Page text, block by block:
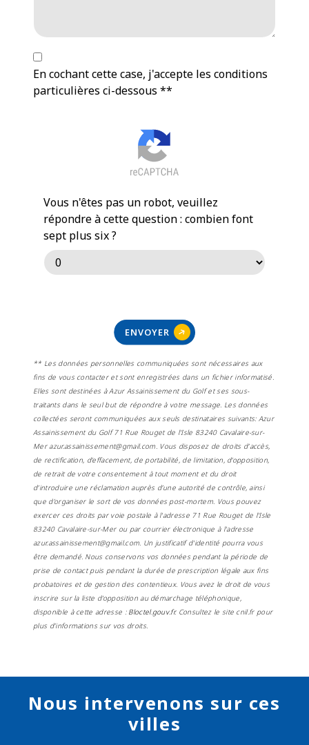
En cochant cette case, j'accepte les conditions
particulières ci-dessous **
Vous n'êtes pas un robot, veuillez
répondre à cette question : combien font
sept plus six ?
ENVOYER
** Les données personnelles communiquées sont nécessaires aux
fins de vous contacter et sont enregistrées dans un fichier informatisé.
Elles sont destinées à Azur Assainissement du Golf et ses sous-
traitants dans le seul but de répondre à votre message. Les données
collectées seront communiquées aux seuls destinataires suivants: Azur
Assainissement du Golf 71 Rue Rouget de l'Isle 83240 Cavalaire-sur-
Mer azur.assainissement@gmail.com. Vous disposez de droits d’accès,
de rectification, d’effacement, de portabilité, de limitation, d’opposition,
de retrait de votre consentement à tout moment et du droit
d’introduire une réclamation auprès d’une autorité de contrôle, ainsi
que d’organiser le sort de vos données post-mortem. Vous pouvez
exercer ces droits par voie postale à l'adresse 71 Rue Rouget de l'Isle
83240 Cavalaire-sur-Mer ou par courrier électronique à l'adresse
azur.assainissement@gmail.com. Un justificatif d'identité pourra vous
être demandé. Nous conservons vos données pendant la période de
prise de contact puis pendant la durée de prescription légale aux fins
probatoires et de gestion des contentieux. Vous avez le droit de vous
inscrire sur la liste d'opposition au démarchage téléphonique,
disponible à cette adresse : Bloctel.gouv.fr. Consultez le site cnil.fr pour
plus d’informations sur vos droits.
Nous intervenons sur ces
villes